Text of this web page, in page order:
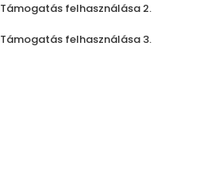
Támogatás felhasználása 2.
Támogatás felhasználása 3.